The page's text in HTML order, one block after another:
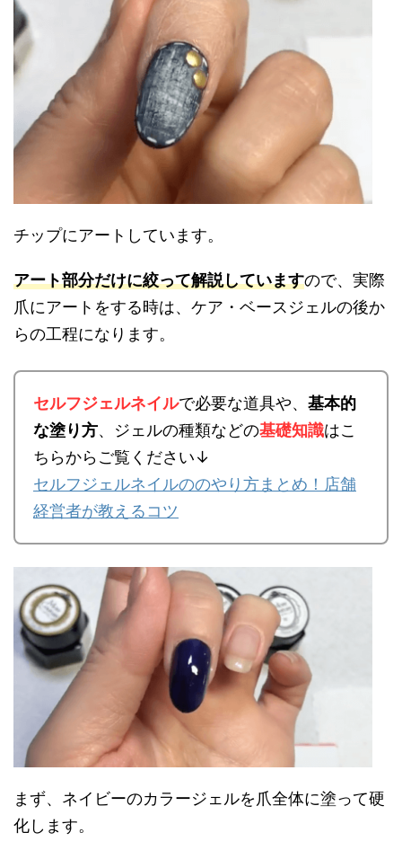
チップにアートしています。
アート部分だけに絞って解説していますので、実際
爪にアートをする時は、ケア・ベースジェルの後か
らの工程になります。
セルフジェルネイルで必要な道具や、 基本的
な塗り方、ジェルの種類などの基礎知識はこ
ちらからご覧ください↓
セルフジェルネイルののやり方まとめ！店舗
経営者が教えるコツ
まず、ネイビーのカラージェルを爪全体に塗って硬
化します。